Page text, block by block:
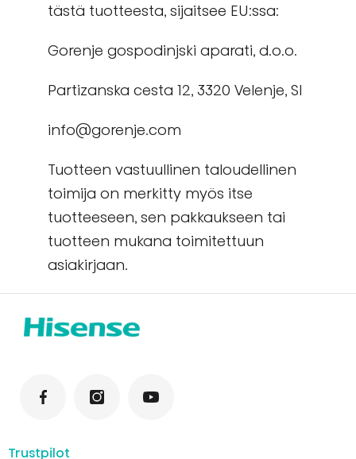
tästä tuotteesta, sijaitsee EU:ssa:
Gorenje gospodinjski aparati, d.o.o.
Partizanska cesta 12, 3320 Velenje, SI
info@gorenje.com
Tuotteen vastuullinen taloudellinen
toimija on merkitty myös itse
tuotteeseen, sen pakkaukseen tai
tuotteen mukana toimitettuun
asiakirjaan.
Trustpilot